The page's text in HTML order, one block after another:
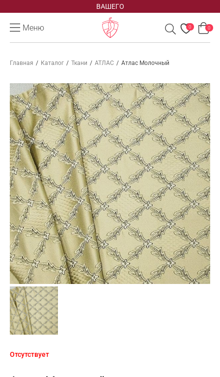
ВАШЕГО
Меню 0 0
Главная / Каталог / Ткани / АТЛАС / Атлас Молочный
Отсутствует